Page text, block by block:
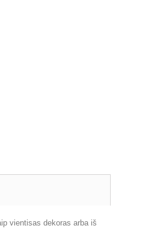
vientisas dekoras arba iš